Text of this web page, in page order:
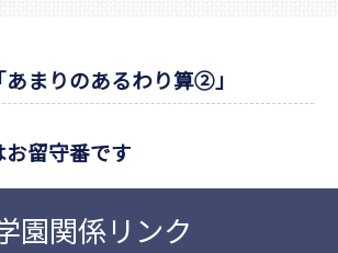
まりのあるわり算②」
留守番です
園関係リンク